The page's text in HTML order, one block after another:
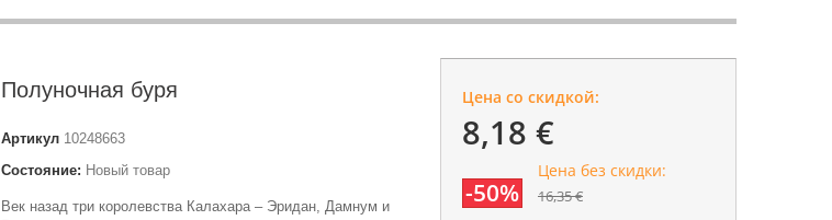
Полуночная буря
Артикул 10248663
Состояние: Новый товар
Век назад три королевства Калахара – Эридан, Дамнум и
Цена со скидкой:
8,18 €
-50%
Цена без скидки:
16,35 €